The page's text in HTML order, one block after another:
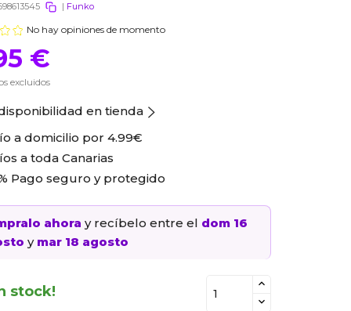
| Funko
No hay opiniones de momento
€
excluidos
en tienda
a domicilio por 4.99€
a toda Canarias
Pago seguro y protegido
ahora y recíbelo entre el dom 16
y mar 18 agosto
stock!